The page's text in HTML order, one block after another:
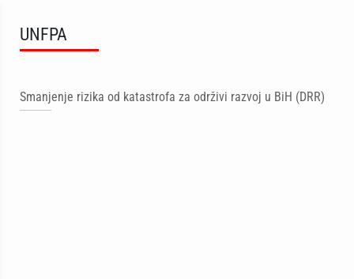
UNFPA
Smanjenje rizika od katastrofa za održivi razvoj u BiH (DRR)